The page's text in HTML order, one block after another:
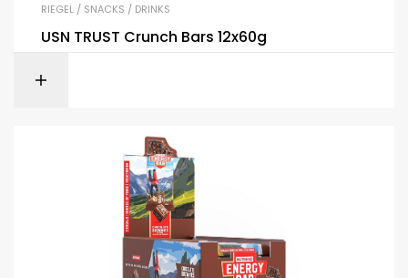
RIEGEL / SNACKS / DRINKS
USN TRUST Crunch Bars 12x60g